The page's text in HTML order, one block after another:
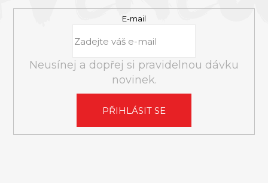
E-mail
Neusínej a dopřej si pravidelnou dávku
novinek.
PŘIHLÁSIT SE